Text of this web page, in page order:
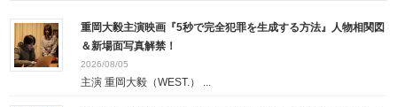
重岡大毅主演映画『5秒で完全犯罪を生成する方法』人物相関図
＆新場面写真解禁！
2026/08/05
主演 重岡大毅（WEST.） ...